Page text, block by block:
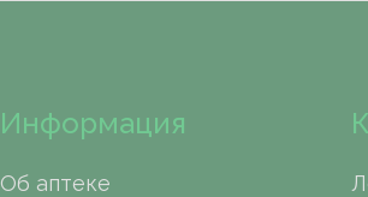
Информация
Об аптеке